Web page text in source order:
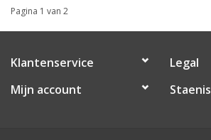
Pagina 1 van 2
Klantenservice
Legal
Mijn account
Staenis